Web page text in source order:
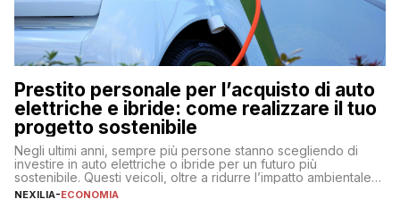
Prestito personale per l’acquisto di auto
elettriche e ibride: come realizzare il tuo
progetto sostenibile
Negli ultimi anni, sempre più persone stanno scegliendo di
investire in auto elettriche o ibride per un futuro più
sostenibile. Questi veicoli, oltre a ridurre l’impatto ambientale,
offrono vantaggi economici a lungo termine, come minori costi
NEXILIA-ECONOMIA